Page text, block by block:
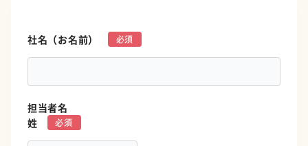
社名（お名前）
担当者名
姓